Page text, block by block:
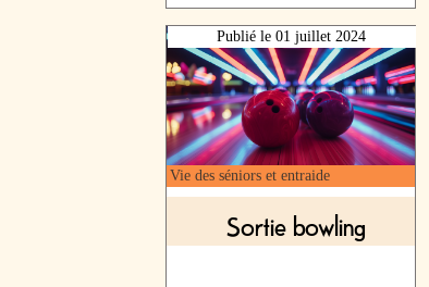
Vie des séniors et entraide
Sortie bowling
Publié le01 juillet 2024